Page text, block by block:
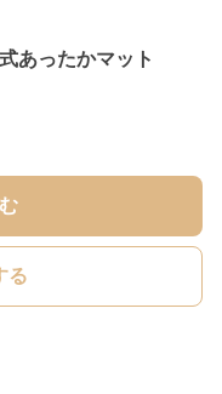
あったかマット
る